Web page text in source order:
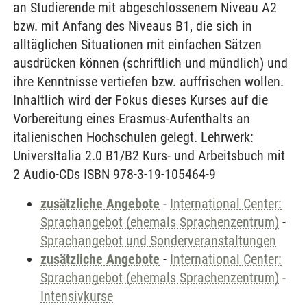
an Studierende mit abgeschlossenem Niveau A2
bzw. mit Anfang des Niveaus B1, die sich in
alltäglichen Situationen mit einfachen Sätzen
ausdrücken können (schriftlich und mündlich) und
ihre Kenntnisse vertiefen bzw. auffrischen wollen.
Inhaltlich wird der Fokus dieses Kurses auf die
Vorbereitung eines Erasmus-Aufenthalts an
italienischen Hochschulen gelegt. Lehrwerk:
UniversItalia 2.0 B1/B2 Kurs- und Arbeitsbuch mit
2 Audio-CDs ISBN 978-3-19-105464-9
zusätzliche Angebote - International Center:
Sprachangebot (ehemals Sprachenzentrum) -
Sprachangebot und Sonderveranstaltungen
zusätzliche Angebote - International Center:
Sprachangebot (ehemals Sprachenzentrum) -
Intensivkurse